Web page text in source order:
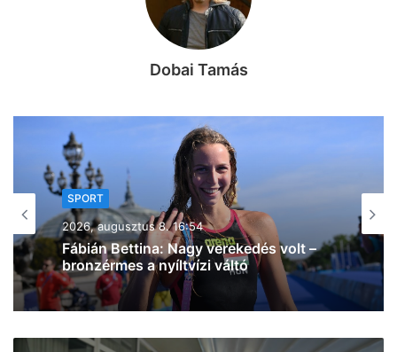
Dobai Tamás
SPORT
2026, augusztus 8. 15:50
A háromszoros magyar bajnok
VIDEOTON FC – Fehérvár ellen lép
pályára ma délután a Szeged – Csanád
GA